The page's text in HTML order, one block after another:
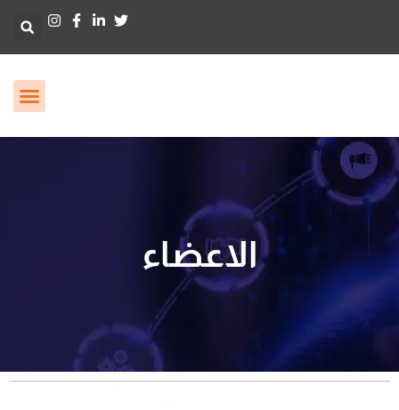
الاعضاء